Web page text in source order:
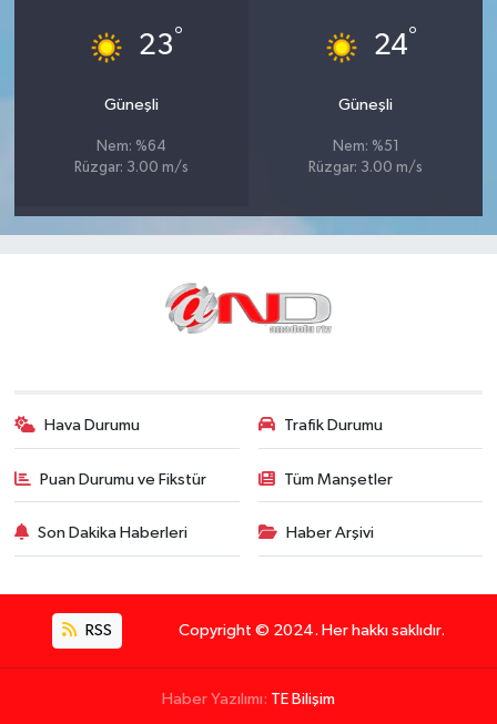
23°
Güneşli
Nem: %64
Rüzgar: 3.00 m/s
24°
Güneşli
Nem: %51
Rüzgar: 3.00 m/s
Hava Durumu Trafik Durumu
Puan Durumu ve Fikstür Tüm Manşetler
Son Dakika Haberleri Haber Arşivi
RSS Copyright © 2024. Her hakkı saklıdır.
Haber Yazılımı: TE Bilişim